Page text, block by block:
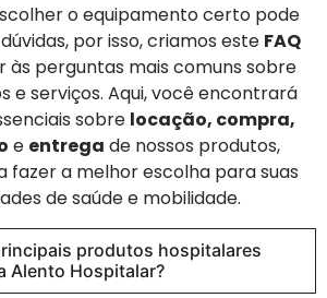
o equipamento certo pode
por isso, criamos este FAQ
às perguntas mais comuns sobre
e serviços. Aqui, você encontrará
sobre locação, compra,
e entrega de nossos produtos,
fazer a melhor escolha para suas
de saúde e mobilidade.
produtos hospitalares
Alento Hospitalar?